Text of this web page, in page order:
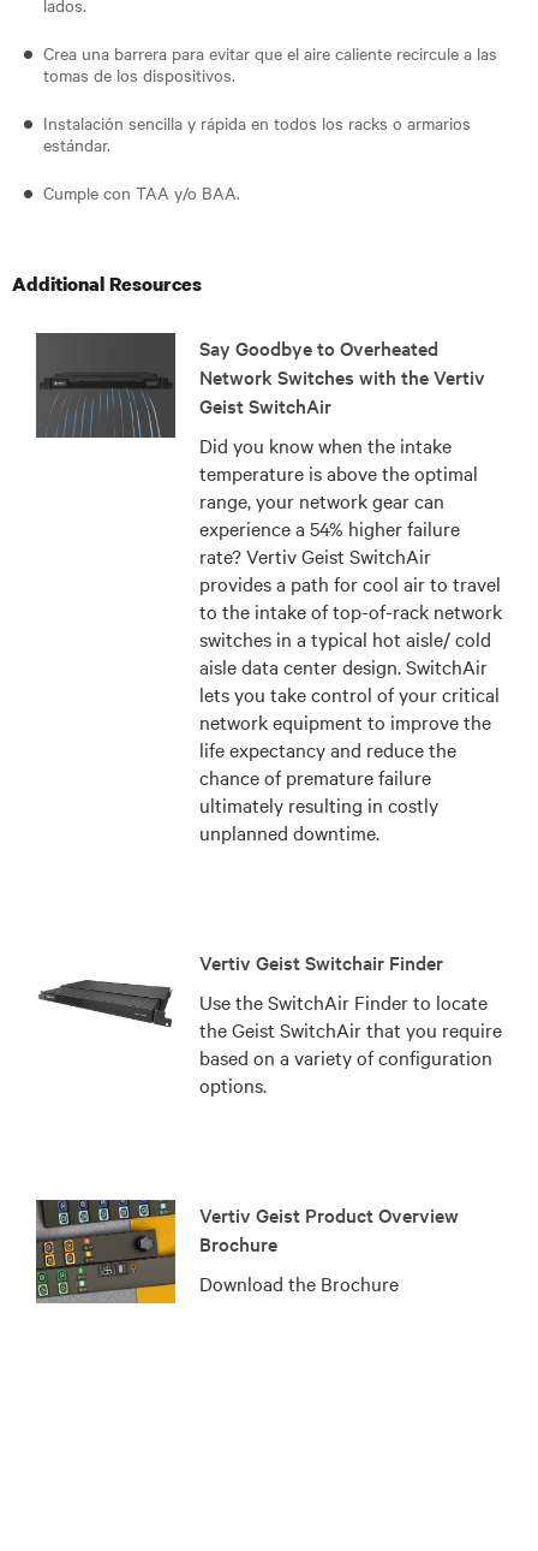
lados.
Crea una barrera para evitar que el aire caliente recircule a las
tomas de los dispositivos.
Instalación sencilla y rápida en todos los racks o armarios
estándar.
Cumple con TAA y/o BAA.
Additional Resources
Say Goodbye to Overheated
Network Switches with the Vertiv
Geist SwitchAir
Did you know when the intake
temperature is above the optimal
range, your network gear can
experience a 54% higher failure
rate? Vertiv Geist SwitchAir
provides a path for cool air to travel
to the intake of top-of-rack network
switches in a typical hot aisle/ cold
aisle data center design. SwitchAir
lets you take control of your critical
network equipment to improve the
life expectancy and reduce the
chance of premature failure
ultimately resulting in costly
unplanned downtime.
Vertiv Geist Switchair Finder
Use the SwitchAir Finder to locate
the Geist SwitchAir that you require
based on a variety of configuration
options.
Vertiv Geist Product Overview
Brochure
Download the Brochure